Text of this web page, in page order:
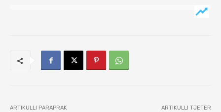
ARTIKULLI PARAPRAK ARTIKULLI TJETËR